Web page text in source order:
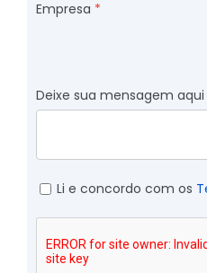
Empresa
Deixe sua mensagem aqui
Li e concordo com os